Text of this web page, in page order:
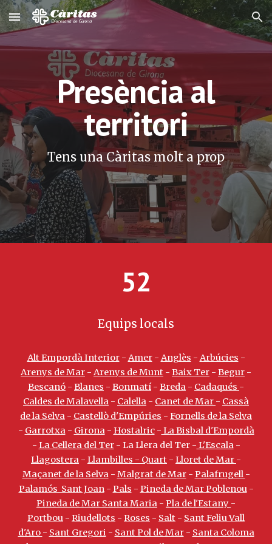
Skip to main content Skip to navigation
Presència al
territori
Tens una Càritas molt a prop
52
Equips locals
Alt Empordà Interior- Amer- Anglès - Arbúcies -
Arenys de Mar - Arenys de Munt - Baix Ter - Begur -
Bescanó - Blanes - Bonmatí- Breda - Cadaqués -
Caldes de Malavella - Calella - Canet de Mar - Cassà
de la Selva - Castellò d'Empúries - Fornells de la Selva
- Garrotxa- Girona- Hostalric- La Bisbal d'Empordà
- La Cellera del Ter- La Llera del Ter - L'Escala-
Llagostera - Llambilles - Quart - Lloret de Mar -
Maçanet de la Selva- Malgrat de Mar- Palafrugell -
Palamós Sant Joan - Pals - Pineda de Mar Poblenou-
Pineda de Mar Santa Maria - Pla de l'Estany -
Portbou - Riudellots - Roses - Salt - Sant Feliu Vall
d'Aro - Sant Gregori - Sant Pol de Mar- Santa Coloma